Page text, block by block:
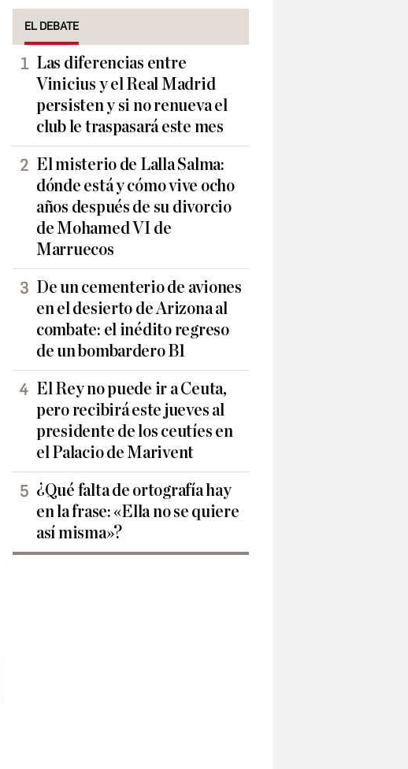
EL DEBATE
Las diferencias entre
Vinicius y el Real Madrid
persisten y si no renueva el
club le traspasará este mes
El misterio de Lalla Salma:
dónde está y cómo vive ocho
años después de su divorcio
de Mohamed VI de
Marruecos
De un cementerio de aviones
en el desierto de Arizona al
combate: el inédito regreso
de un bombardero B1
El Rey no puede ir a Ceuta,
pero recibirá este jueves al
presidente de los ceutíes en
el Palacio de Marivent
¿Qué falta de ortografía hay
en la frase: «Ella no se quiere
así misma»?